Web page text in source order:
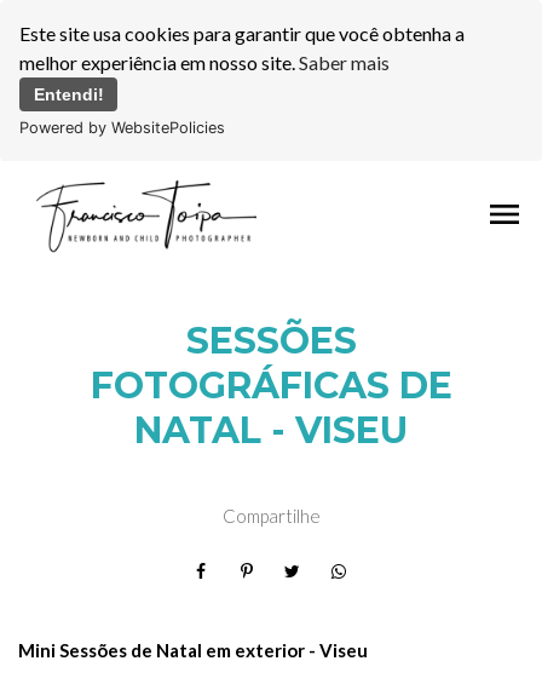
Este site usa cookies para garantir que você obtenha a
melhor experiência em nosso site.Saber mais
Entendi!
Powered by WebsitePolicies
menu
SESSÕES
FOTOGRÁFICAS DE
NATAL - VISEU
Compartilhe
Mini Sessões de Natal em exterior - Viseu